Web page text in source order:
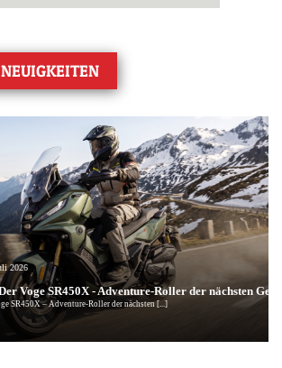
2026
Voge SR450X - Adventure-Roller der nächsten
SR450X – Adventure-Roller der nächsten [...]